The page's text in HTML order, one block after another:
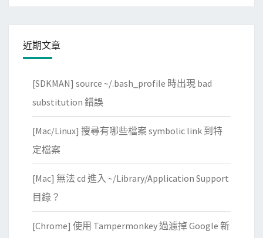
近期文章
[SDKMAN] source ~/.bash_profile 時出現 bad
substitution 錯誤
[Mac/Linux] 搜尋有哪些檔案 symbolic link 到特
定檔案
[Mac] 無法 cd 進入 ~/Library/Application Support
目錄？
[Chrome] 使用 Tampermonkey 過濾掉 Google 新